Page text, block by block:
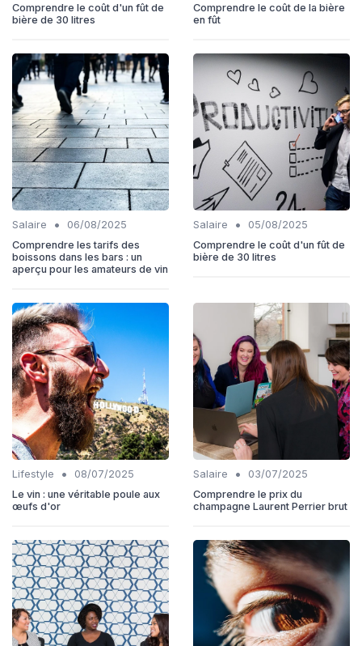
Comprendre le coût d'un fût de
bière de 30 litres
Comprendre le coût de la bière
en fût
Salaire •
06/08/2025
Comprendre les tarifs des
boissons dans les bars : un
aperçu pour les amateurs de vin
Salaire •
05/08/2025
Comprendre le coût d'un fût de
bière de 30 litres
Lifestyle •
08/07/2025
Le vin : une véritable poule aux
œufs d'or
Salaire •
03/07/2025
Comprendre le prix du
champagne Laurent Perrier brut